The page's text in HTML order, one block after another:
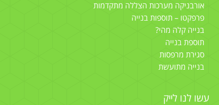
אורבניקה מערכות הצללה מתקדמות
פרפקטו – תוספות בנייה
בנייה קלה מהי?
תוספת בנייה
סגירת מרפסות
בנייה מתועשת
עשו לנו לייק